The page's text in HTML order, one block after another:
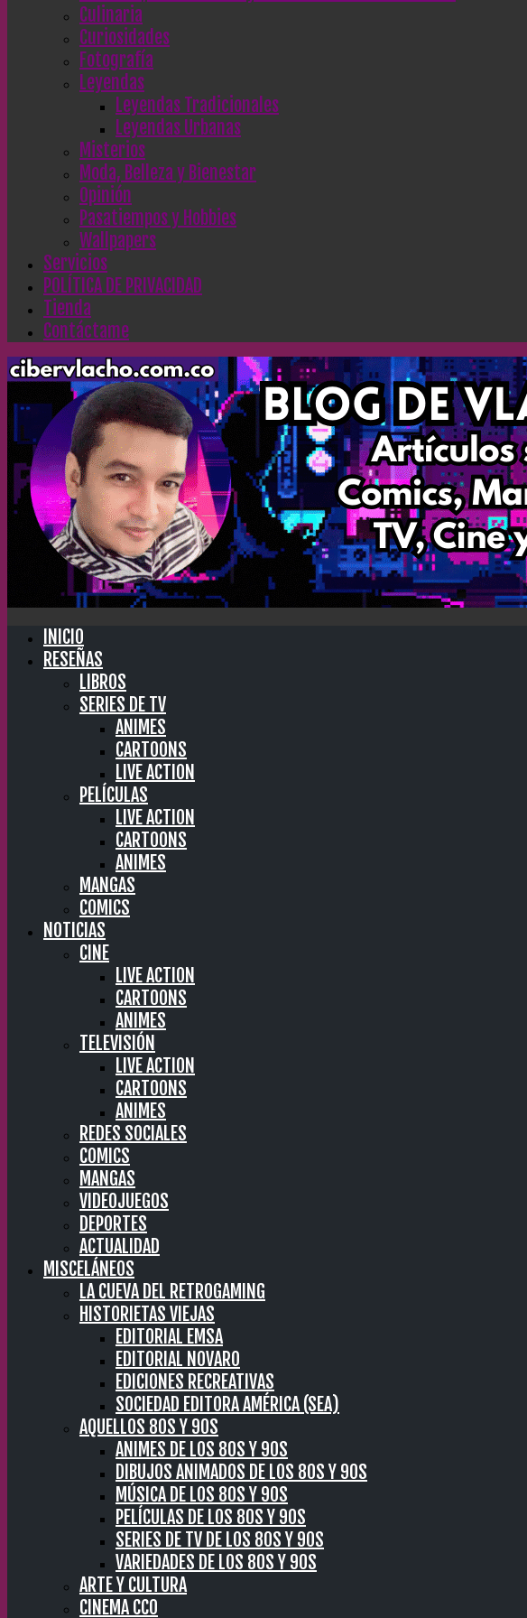
Culinaria
Curiosidades
Fotografía
Leyendas
Leyendas Tradicionales
Leyendas Urbanas
Misterios
Moda, Belleza y Bienestar
Opinión
Pasatiempos y Hobbies
Wallpapers
Servicios
POLÍTICA DE PRIVACIDAD
Tienda
Contáctame
INICIO
RESEÑAS
LIBROS
SERIES DE TV
ANIMES
CARTOONS
LIVE ACTION
PELÍCULAS
LIVE ACTION
CARTOONS
ANIMES
MANGAS
COMICS
NOTICIAS
CINE
LIVE ACTION
CARTOONS
ANIMES
TELEVISIÓN
LIVE ACTION
CARTOONS
ANIMES
REDES SOCIALES
COMICS
MANGAS
VIDEOJUEGOS
DEPORTES
ACTUALIDAD
MISCELÁNEOS
LA CUEVA DEL RETROGAMING
HISTORIETAS VIEJAS
EDITORIAL EMSA
EDITORIAL NOVARO
EDICIONES RECREATIVAS
SOCIEDAD EDITORA AMÉRICA (SEA)
AQUELLOS 80S Y 90S
ANIMES DE LOS 80S Y 90S
DIBUJOS ANIMADOS DE LOS 80S Y 90S
MÚSICA DE LOS 80S Y 90S
PELÍCULAS DE LOS 80S Y 90S
SERIES DE TV DE LOS 80S Y 90S
VARIEDADES DE LOS 80S Y 90S
ARTE Y CULTURA
CINEMA CC0